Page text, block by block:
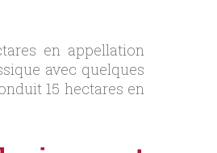
en appellation
avec quelques
15 hectares en